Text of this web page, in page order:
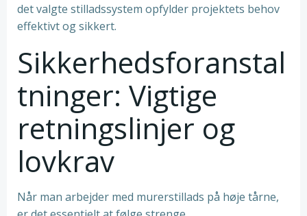
det valgte stilladssystem opfylder projektets behov
effektivt og sikkert.
Sikkerhedsforanstal
tninger: Vigtige
retningslinjer og
lovkrav
Når man arbejder med murerstillads på høje tårne,